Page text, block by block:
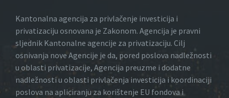
Kantonalna agencija za privlačenje investicija i
privatizaciju osnovana je Zakonom. Agencija je pravni
sljednik Kantonalne agencije za privatizaciju. Cilj
osnivanja nove Agencije je da, pored poslova nadležnosti
u oblasti privatizacije, Agencija preuzme i dodatne
nadležnosti u oblasti privlačenja investicija i koordinaciji
poslova na apliciranju za korištenje EU fondova i